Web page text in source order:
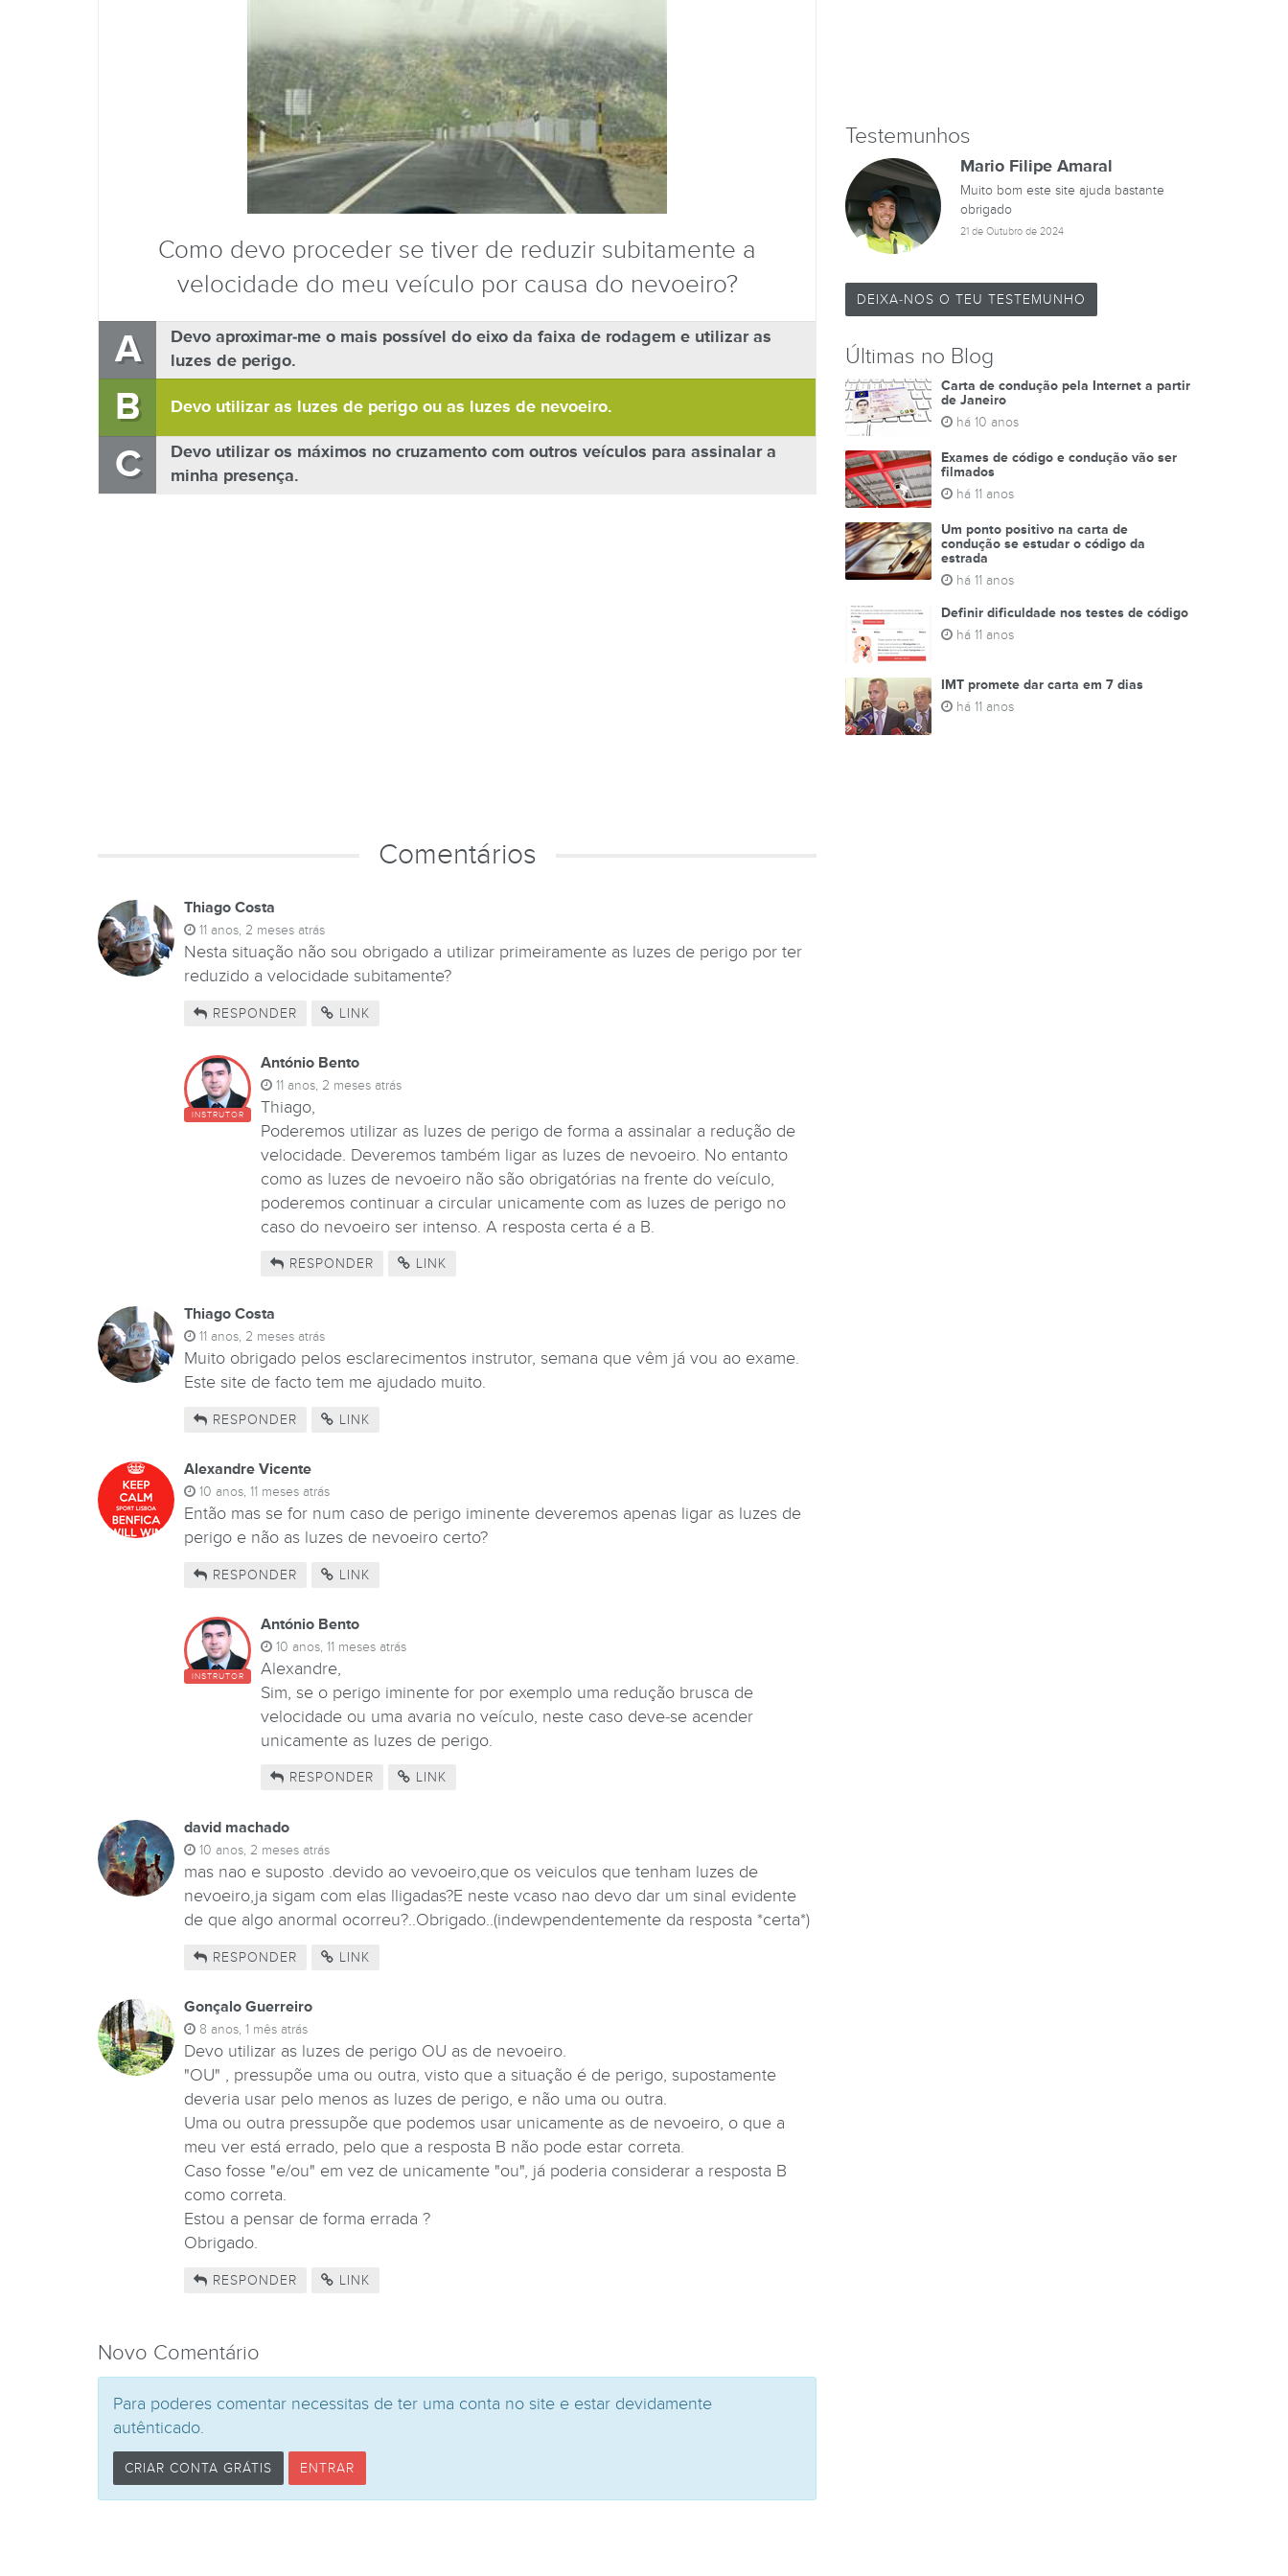
Como devo proceder se tiver de reduzir subitamente a
velocidade do meu veículo por causa do nevoeiro?
A
Devo aproximar-me o mais possível do eixo da faixa de rodagem e utilizar as
luzes de perigo.
B Devo utilizar as luzes de perigo ou as luzes de nevoeiro.
C
Devo utilizar os máximos no cruzamento com outros veículos para assinalar a
minha presença.
Comentários
Thiago Costa
11 anos, 2 meses atrás
Nesta situação não sou obrigado a utilizar primeiramente as luzes de perigo por ter
reduzido a velocidade subitamente?
RESPONDER LINK
INSTRUTOR
António Bento
11 anos, 2 meses atrás
Thiago,
Poderemos utilizar as luzes de perigo de forma a assinalar a redução de
velocidade. Deveremos também ligar as luzes de nevoeiro. No entanto
como as luzes de nevoeiro não são obrigatórias na frente do veículo,
poderemos continuar a circular unicamente com as luzes de perigo no
caso do nevoeiro ser intenso. A resposta certa é a B.
RESPONDER LINK
Thiago Costa
11 anos, 2 meses atrás
Muito obrigado pelos esclarecimentos instrutor, semana que vêm já vou ao exame.
Este site de facto tem me ajudado muito.
RESPONDER LINK
Alexandre Vicente
10 anos, 11 meses atrás
Então mas se for num caso de perigo iminente deveremos apenas ligar as luzes de
perigo e não as luzes de nevoeiro certo?
RESPONDER LINK
INSTRUTOR
António Bento
10 anos, 11 meses atrás
Alexandre,
Sim, se o perigo iminente for por exemplo uma redução brusca de
velocidade ou uma avaria no veículo, neste caso deve-se acender
unicamente as luzes de perigo.
RESPONDER LINK
david machado
10 anos, 2 meses atrás
mas nao e suposto .devido ao vevoeiro,que os veiculos que tenham luzes de
nevoeiro,ja sigam com elas lligadas?E neste vcaso nao devo dar um sinal evidente
de que algo anormal ocorreu?..Obrigado..(indewpendentemente da resposta *certa*)
RESPONDER LINK
Gonçalo Guerreiro
8 anos, 1 mês atrás
Devo utilizar as luzes de perigo OU as de nevoeiro.
"OU" , pressupõe uma ou outra, visto que a situação é de perigo, supostamente
deveria usar pelo menos as luzes de perigo, e não uma ou outra.
Uma ou outra pressupõe que podemos usar unicamente as de nevoeiro, o que a
meu ver está errado, pelo que a resposta B não pode estar correta.
Caso fosse "e/ou" em vez de unicamente "ou", já poderia considerar a resposta B
como correta.
Estou a pensar de forma errada ?
Obrigado.
RESPONDER LINK
Novo Comentário
Para poderes comentar necessitas de ter uma conta no site e estar devidamente
autênticado.
CRIAR CONTA GRÁTIS ENTRAR
Testemunhos
Mario Filipe Amaral
Muito bom este site ajuda bastante
obrigado
21 de Outubro de 2024
DEIXA-NOS O TEU TESTEMUNHO
Últimas no Blog
Carta de condução pela Internet a partir
de Janeiro
há 10 anos
Exames de código e condução vão ser
filmados
há 11 anos
Um ponto positivo na carta de
condução se estudar o código da
estrada
há 11 anos
Definir dificuldade nos testes de código
há 11 anos
IMT promete dar carta em 7 dias
há 11 anos